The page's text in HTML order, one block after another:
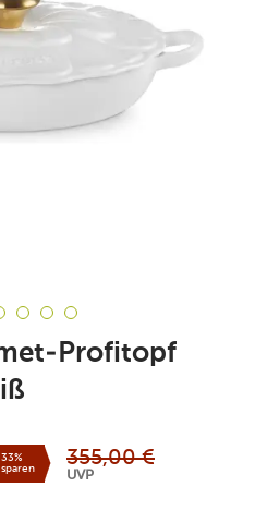
Profitopf
33%
sparen
355,00 €
UVP